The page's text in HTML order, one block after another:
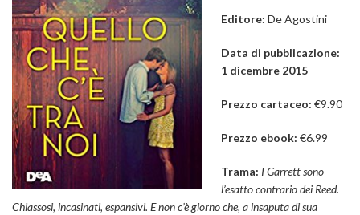
Editore: De Agostini
Data di pubblicazione:
1 dicembre 2015
Prezzo cartaceo: €9.90
Prezzo ebook: €6.99
Trama: I Garrett sono
l’esatto contrario dei Reed.
Chiassosi, incasinati, espansivi. E non c’è giorno che, a insaputa di sua